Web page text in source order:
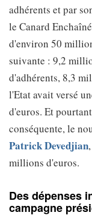
adhérents et par
le Canard
d'environ 50
suivante : 9,2
d'adhérents, 8,3
l'Etat avait versé
d'euros. Et
conséquente, le
Patrick Devedjian
millions d'euros.
Des dépenses
campagne